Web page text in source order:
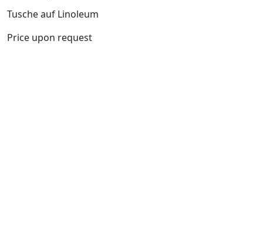
Tusche auf Linoleum
Price upon request